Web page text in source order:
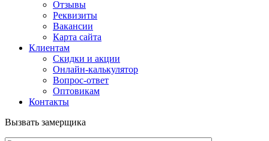
Отзывы
Реквизиты
Вакансии
Карта сайта
Клиентам
Скидки и акции
Онлайн-калькулятор
Вопрос-ответ
Оптовикам
Контакты
Вызвать замерщика